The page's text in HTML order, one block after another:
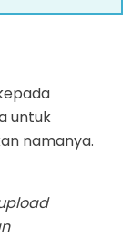
untuk
namanya.